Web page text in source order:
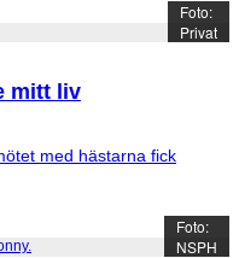
Foto:
Privat
mitt liv
med hästarna fick
Foto:
NSPH